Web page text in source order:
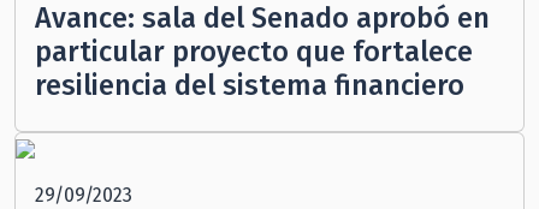
Avance: sala del Senado aprobó en
particular proyecto que fortalece
resiliencia del sistema financiero
29/09/2023